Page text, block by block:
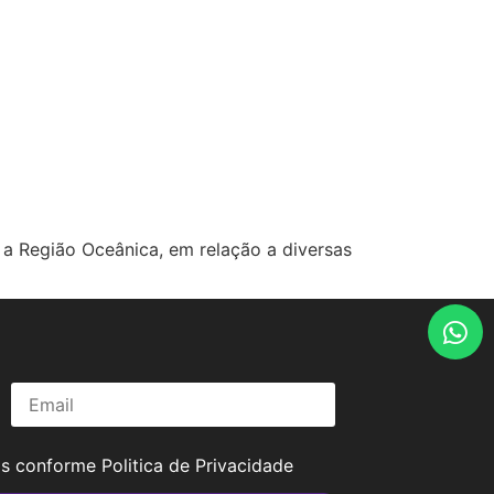
Região Oceânica, em relação a diversas
conforme Politica de Privacidade